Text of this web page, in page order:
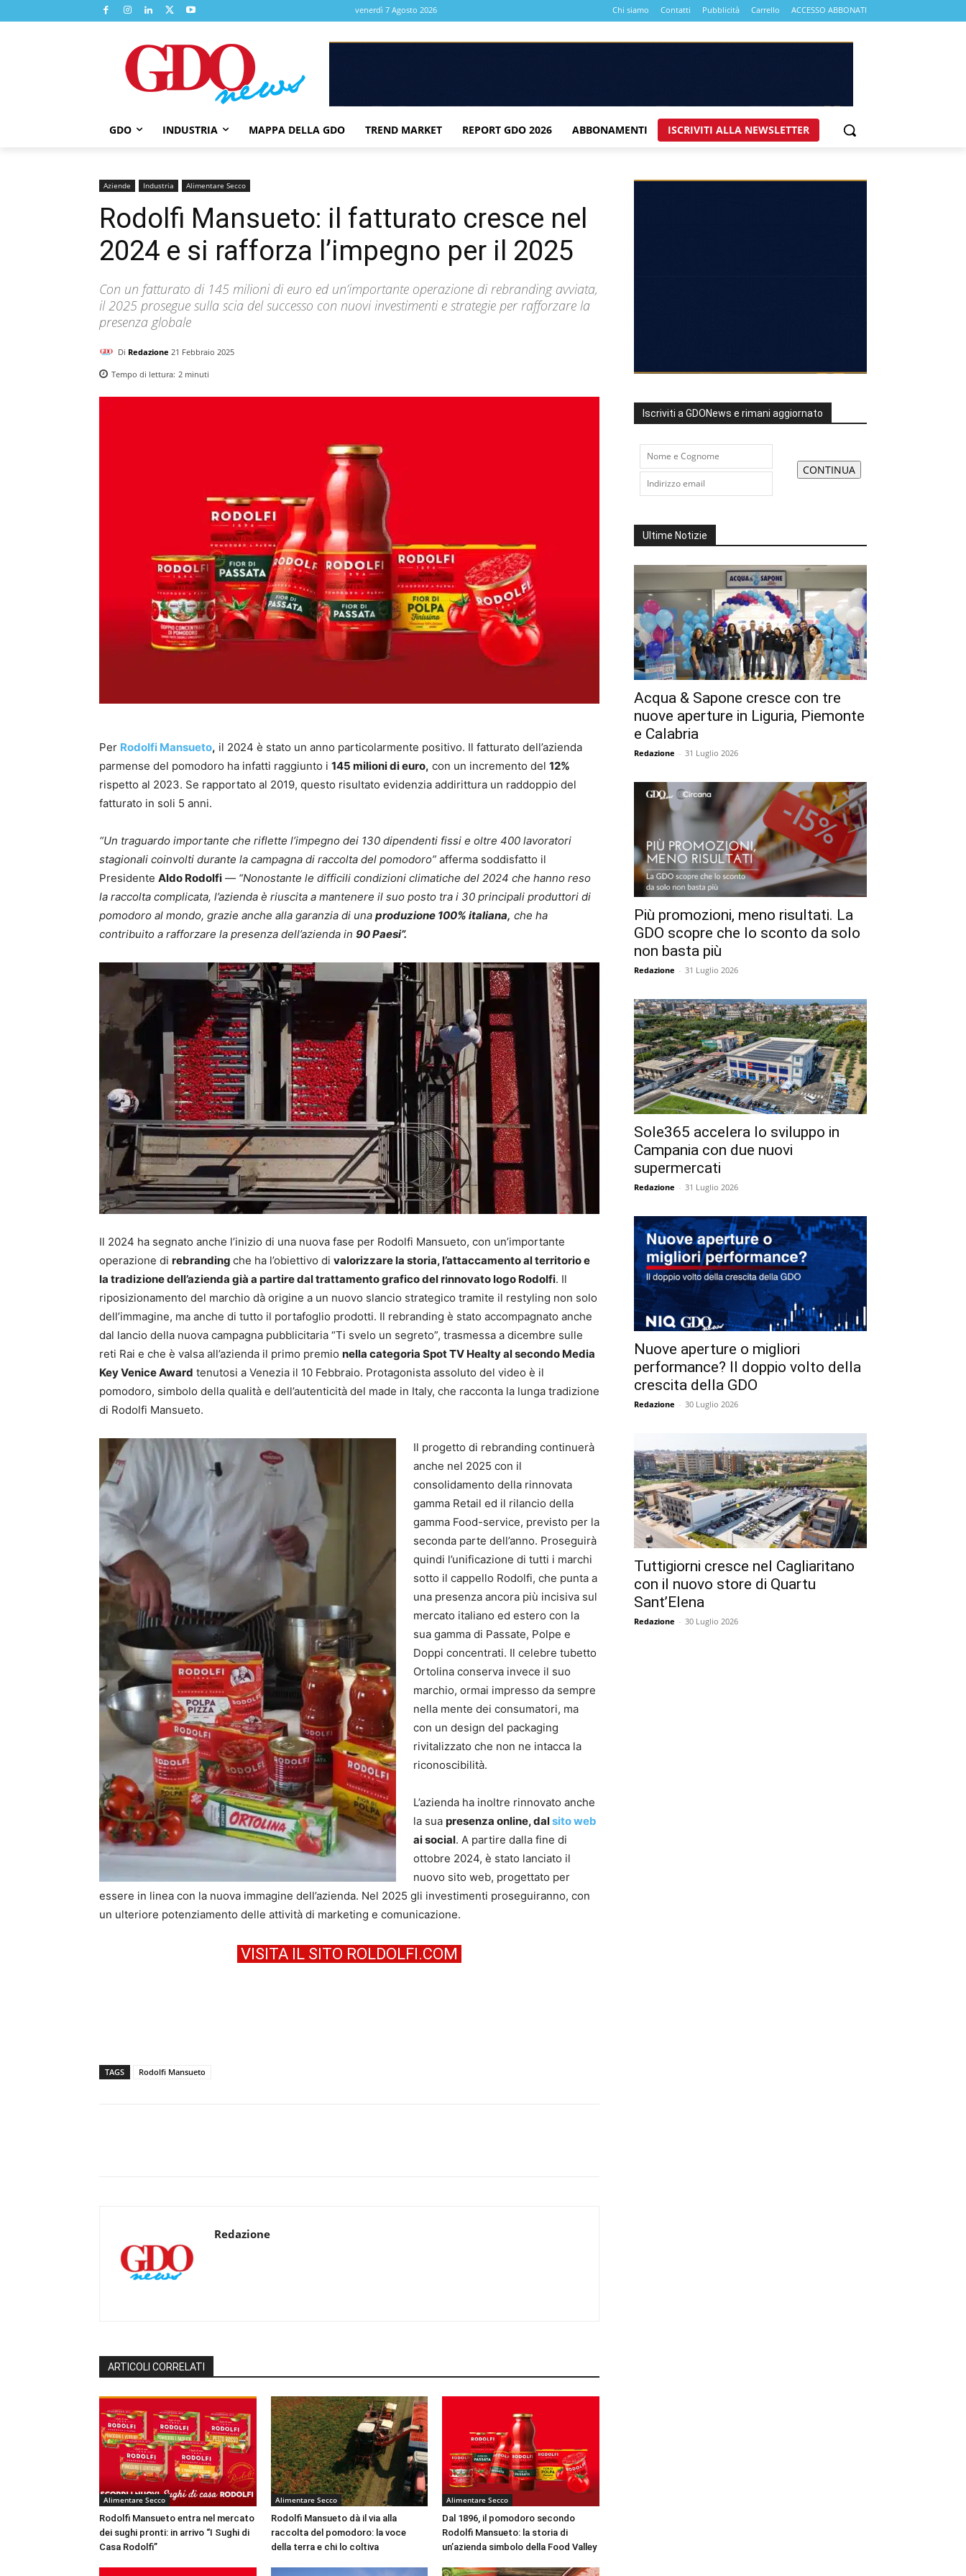
venerdì 7 Agosto 2026 Chi siamo Contatti Pubblicità Carrello ACCESSO ABBONATI
GDO INDUSTRIA MAPPA DELLA GDO TREND MARKET REPORT GDO 2026 ABBONAMENTI ISCRIVITI ALLA NEWSLETTER
Aziende Industria Alimentare Secco
Rodolfi Mansueto: il fatturato cresce nel
2024 e si rafforza l’impegno per il 2025
Con un fatturato di 145 milioni di euro ed un’importante operazione di rebranding avviata,
il 2025 prosegue sulla scia del successo con nuovi investimenti e strategie per rafforzare la
presenza globale
Di Redazione 21 Febbraio 2025
Tempo di lettura: 2 minuti
Per Rodolfi Mansueto, il 2024 è stato un anno particolarmente positivo. Il fatturato dell’azienda
parmense del pomodoro ha infatti raggiunto i 145 milioni di euro, con un incremento del 12%
rispetto al 2023. Se rapportato al 2019, questo risultato evidenzia addirittura un raddoppio del
fatturato in soli 5 anni.
“Un traguardo importante che riflette l’impegno dei 130 dipendenti fissi e oltre 400 lavoratori
stagionali coinvolti durante la campagna di raccolta del pomodoro” afferma soddisfatto il
Presidente Aldo Rodolfi — “Nonostante le difficili condizioni climatiche del 2024 che hanno reso
la raccolta complicata, l’azienda è riuscita a mantenere il suo posto tra i 30 principali produttori di
pomodoro al mondo, grazie anche alla garanzia di una produzione 100% italiana, che ha
contribuito a rafforzare la presenza dell’azienda in 90 Paesi”.
Il 2024 ha segnato anche l’inizio di una nuova fase per Rodolfi Mansueto, con un’importante
operazione di rebranding che ha l’obiettivo di valorizzare la storia, l’attaccamento al territorio e
la tradizione dell’azienda già a partire dal trattamento grafico del rinnovato logo Rodolfi. Il
riposizionamento del marchio dà origine a un nuovo slancio strategico tramite il restyling non solo
dell’immagine, ma anche di tutto il portafoglio prodotti. Il rebranding è stato accompagnato anche
dal lancio della nuova campagna pubblicitaria “Ti svelo un segreto”, trasmessa a dicembre sulle
reti Rai e che è valsa all’azienda il primo premio nella categoria Spot TV Healty al secondo Media
Key Venice Award tenutosi a Venezia il 10 Febbraio. Protagonista assoluto del video è il
pomodoro, simbolo della qualità e dell’autenticità del made in Italy, che racconta la lunga tradizione
di Rodolfi Mansueto.
Il progetto di rebranding continuerà
anche nel 2025 con il
consolidamento della rinnovata
gamma Retail ed il rilancio della
gamma Food-service, previsto per la
seconda parte dell’anno. Proseguirà
quindi l’unificazione di tutti i marchi
sotto il cappello Rodolfi, che punta a
una presenza ancora più incisiva sul
mercato italiano ed estero con la
sua gamma di Passate, Polpe e
Doppi concentrati. Il celebre tubetto
Ortolina conserva invece il suo
marchio, ormai impresso da sempre
nella mente dei consumatori, ma
con un design del packaging
rivitalizzato che non ne intacca la
riconoscibilità.
L’azienda ha inoltre rinnovato anche
la sua presenza online, dalsito web
ai social. A partire dalla fine di
ottobre 2024, è stato lanciato il
nuovo sito web, progettato per
essere in linea con la nuova immagine dell’azienda. Nel 2025 gli investimenti proseguiranno, con
un ulteriore potenziamento delle attività di marketing e comunicazione.
VISITA IL SITO ROLDOLFI.COM
TAGS Rodolfi Mansueto
Redazione
ARTICOLI CORRELATI
Alimentare Secco
Rodolfi Mansueto entra nel mercato
dei sughi pronti: in arrivo “I Sughi di
Casa Rodolfi”
Alimentare Secco
Rodolfi Mansueto dà il via alla
raccolta del pomodoro: la voce
della terra e chi lo coltiva
Alimentare Secco
Dal 1896, il pomodoro secondo
Rodolfi Mansueto: la storia di
un’azienda simbolo della Food Valley
Iscriviti a GDONews e rimani aggiornato
Ultime Notizie
Acqua & Sapone cresce con tre
nuove aperture in Liguria, Piemonte
e Calabria
Redazione - 31 Luglio 2026
Più promozioni, meno risultati. La
GDO scopre che lo sconto da solo
non basta più
Redazione - 31 Luglio 2026
Sole365 accelera lo sviluppo in
Campania con due nuovi
supermercati
Redazione - 31 Luglio 2026
Nuove aperture o migliori
performance? Il doppio volto della
crescita della GDO
Redazione - 30 Luglio 2026
Tuttigiorni cresce nel Cagliaritano
con il nuovo store di Quartu
Sant’Elena
Redazione - 30 Luglio 2026